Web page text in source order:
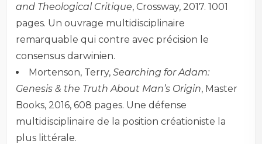
and Theological Critique, Crossway, 2017. 1001
pages. Un ouvrage multidisciplinaire
remarquable qui contre avec précision le
consensus darwinien.
Mortenson, Terry,Searching for Adam:
Genesis & the Truth About Man’s Origin, Master
Books, 2016, 608 pages. Une défense
multidisciplinaire de la position créationiste la
plus littérale.